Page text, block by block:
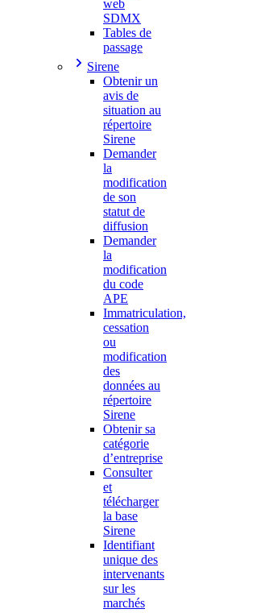
web
SDMX
Tables de
passage
Sirene
Obtenir un
avis de
situation au
répertoire
Sirene
Demander
la
modification
de son
statut de
diffusion
Demander
la
modification
du code
APE
Immatriculation,
cessation
ou
modification
des
données au
répertoire
Sirene
Obtenir sa
catégorie
d’entreprise
Consulter
et
télécharger
la base
Sirene
Identifiant
unique des
intervenants
sur les
marchés